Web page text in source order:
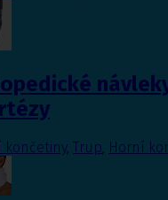
končetiny, Trup, Horní